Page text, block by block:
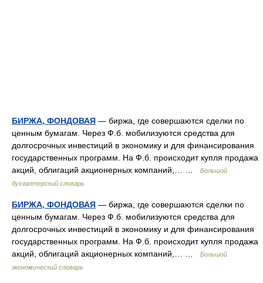
БИРЖА, ФОНДОВАЯ — биржа, где совершаются сделки по
ценным бумагам. Через Ф.б. мобилизуются средства для
долгосрочных инвестиций в экономику и для финансирования
государственных программ. На Ф.б. происходит купля продажа
акций, облигаций акционерных компаний,… …
Большой
бухгалтерский словарь
БИРЖА, ФОНДОВАЯ — биржа, где совершаются сделки по
ценным бумагам. Через Ф.б. мобилизуются средства для
долгосрочных инвестиций в экономику и для финансирования
государственных программ. На Ф.б. происходит купля продажа
акций, облигаций акционерных компаний,… …
Большой
экономический словарь